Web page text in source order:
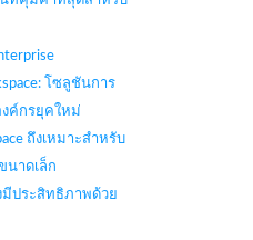
โซลูชันการ
ค์กรยุคใหม่
ถึงเหมาะสำหรับ
นาดเล็ก
มีประสิทธิภาพด้วย